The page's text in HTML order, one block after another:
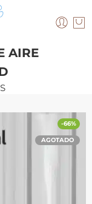
AIRE
-66%
AGOTADO